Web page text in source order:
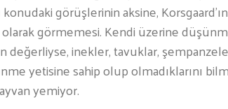
görüşlerinin aksine,
olarak görmemesi. Kendi üzerine
değerliyse, inekler, tavuklar,
yetisine sahip olup olmadıklarını
yemiyor.